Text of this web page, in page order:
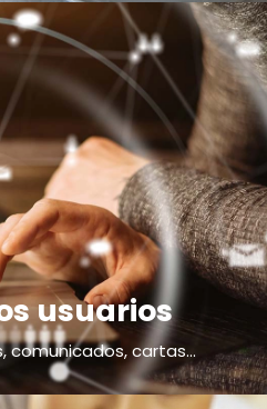
usuarios
comunicados, cartas...